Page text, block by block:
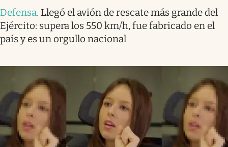
Defensa. Llegó el avión de rescate más grande del
Ejército: supera los 550 km/h, fue fabricado en el
país y es un orgullo nacional